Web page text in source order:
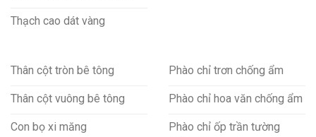
Thạch cao dát vàng
Thân cột tròn bê tông
Thân cột vuông bê tông
Con bọ xi măng
Phào chỉ trơn chống ẩm
Phào chỉ hoa văn chống ẩm
Phào chỉ ốp trần tường